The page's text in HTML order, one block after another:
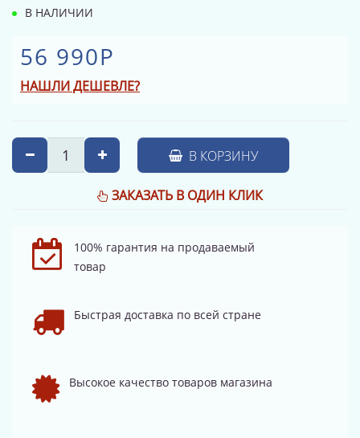
В НАЛИЧИИ
56 990Р
НАШЛИ ДЕШЕВЛЕ?
В КОРЗИНУ
ЗАКАЗАТЬ В ОДИН КЛИК
100% гарантия на продаваемый
товар
Быстрая доставка по всей стране
Высокое качество товаров магазина